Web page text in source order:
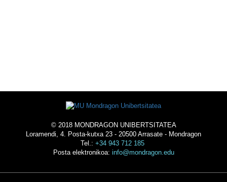
© 2018 MONDRAGON UNIBERTSITATEA
Loramendi, 4. Posta-kutxa 23 - 20500 Arrasate - Mondragon
Tel.: +34 943 712 185
Posta elektronikoa: info@mondragon.edu